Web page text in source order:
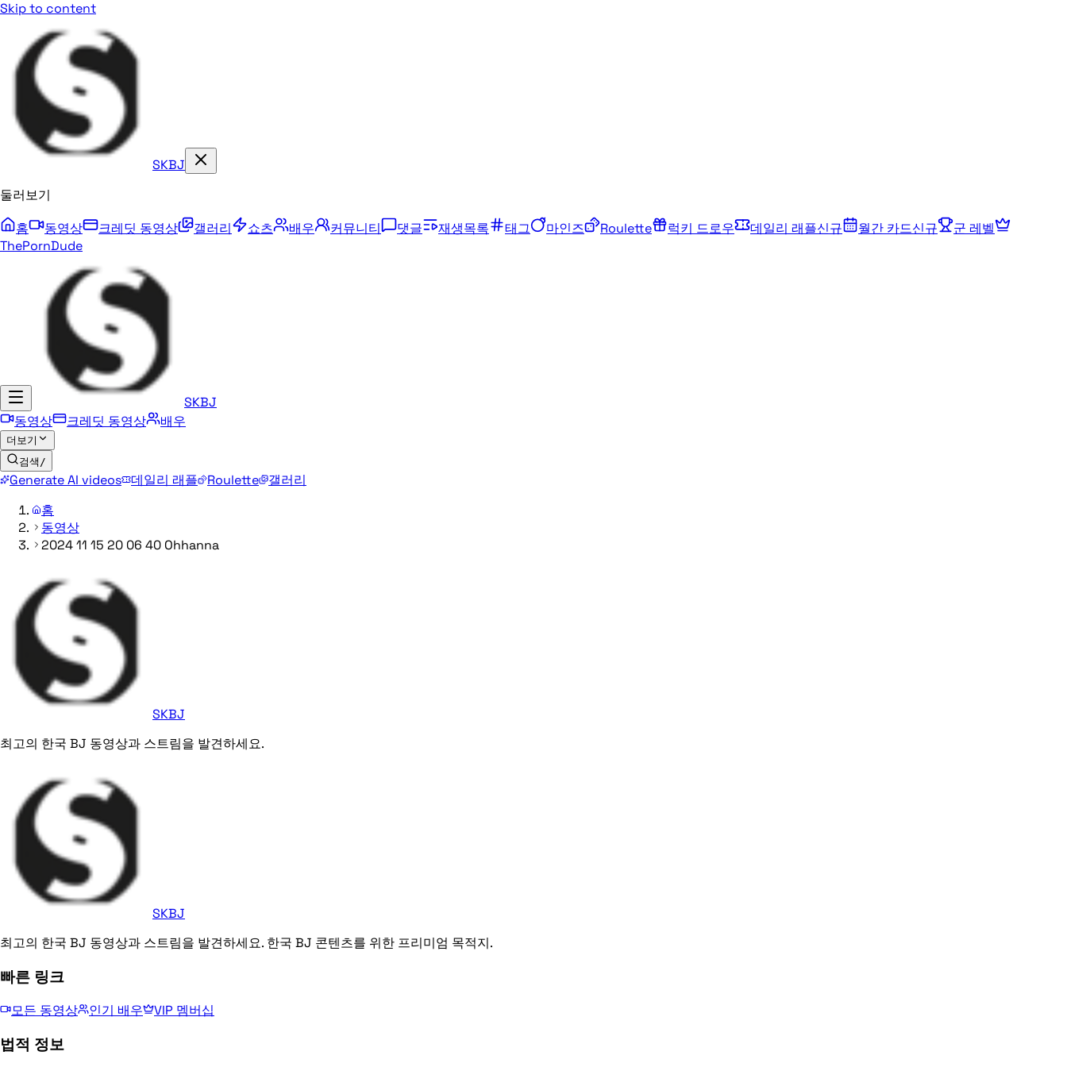
Skip to content
SKBJ
둘러보기
홈
동영상 크레딧 동영상 갤러리 쇼츠 배우 커뮤니티 댓글 재생목록 태그 마인즈 Roulette 럭키 드로우 데일리 래플신규 월간 카드신규
군 레벨
ThePornDude
SKBJ
동영상
크레딧 동영상 배우
더보기
검색 /
Generate AI videos 데일리 래플 Roulette
갤러리
홈
동영상
2024 11 15 20 06 40 Ohhanna
SKBJ
최고의 한국 BJ 동영상과 스트림을 발견하세요.
SKBJ
최고의 한국 BJ 동영상과 스트림을 발견하세요. 한국 BJ 콘텐츠를 위한 프리미엄 목적지.
빠른 링크
모든 동영상 인기 배우 VIP 멤버십
법적 정보